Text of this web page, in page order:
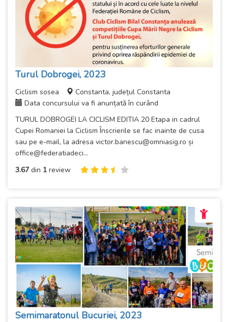
Turul Dobrogei, 2023
Ciclism sosea
Constanta, județul Constanta
Data concursului va fi anunțată în curând
TURUL DOBROGEI LA CICLISM EDITIA 20 Etapa in cadrul
Cupei Romaniei la Ciclism Înscrierile se fac inainte de cusa
sau pe e-mail, la adresa victor.banescu@omniasig.ro și
office@federatiadeci...
3.67 din 1 review
Semimaratonul Bucuriei, 2023